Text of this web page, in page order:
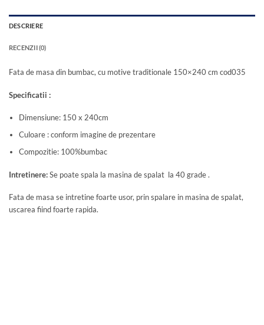
DESCRIERE
RECENZII (0)
Fata de masa din bumbac, cu motive traditionale 150×240 cm cod035
Specificatii :
Dimensiune: 150 x 240cm
Culoare : conform imagine de prezentare
Compozitie: 100%bumbac
Intretinere:Se poate spala la masina de spalat la 40 grade .
Fata de masa se intretine foarte usor, prin spalare in masina de spalat,
uscarea fiind foarte rapida.